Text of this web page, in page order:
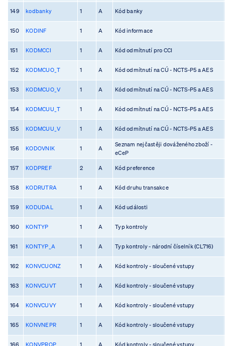
149 kodbanky 1 A Kód banky
150 KODINF 1 A Kód informace
151 KODMCCI 1 A Kód odmítnutí pro CCI
152 KODMCUO_T 1 A Kód odmítnutí na CÚ - NCTS-P5 a AES
153 KODMCUO_V 1 A Kód odmítnutí na CÚ - NCTS-P5 a AES
154 KODMCUU_T 1 A Kód odmítnutí na CÚ - NCTS-P5 a AES
155 KODMCUU_V 1 A Kód odmítnutí na CÚ - NCTS-P5 a AES
156 KODOVNIK 1 A
Seznam nejčastěji dováženého zboží -
eCeP
157 KODPREF 2 A Kód preference
158 KODRUTRA 1 A Kód druhu transakce
159 KODUDAL 1 A Kód události
160 KONTYP 1 A Typ kontroly
161 KONTYP_A 1 A Typ kontroly - národní číselník (CL716)
162 KONVCUONZ 1 A Kód kontroly - sloučené vstupy
163 KONVCUVT 1 A Kód kontroly - sloučené vstupy
164 KONVCUVY 1 A Kód kontroly - sloučené vstupy
165 KONVNEPR 1 A Kód kontroly - sloučené vstupy
166 KONVPROP 1 A Kód kontroly - sloučené vstupy